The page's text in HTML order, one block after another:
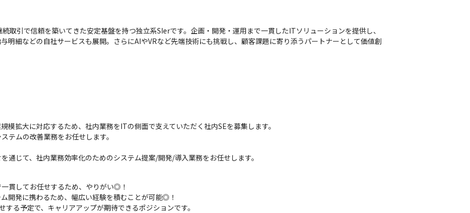
取引で信頼を築いてきた安定基盤を持つ独立系SIerです。企画・開発・運用まで一貫したITソリューションを提供し、
明細などの自社サービスも展開。さらにAIやVRなど先端技術にも挑戦し、顧客課題に寄り添うパートナーとして価値創
模拡大に対応するため、社内業務をITの側面で支えていただく社内SEを募集します。
テムの改善業務をお任せします。
通じて、社内業務効率化のためのシステム提案/開発/導入業務をお任せします。
貫してお任せするため、やりがい◎！
開発に携わるため、幅広い経験を積むことが可能◎！
る予定で、キャリアアップが期待できるポジションです。